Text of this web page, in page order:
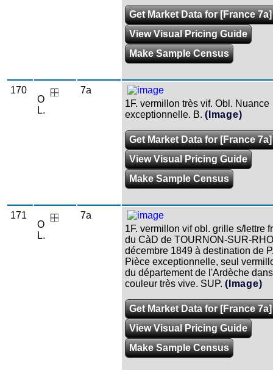
Get Market Data for [France 7a]
View Visual Pricing Guide
Make Sample Census
170
O
L.
7a
1F. vermillon très vif. Obl. Nuance
exceptionnelle. B. (Image)
Get Market Data for [France 7a]
View Visual Pricing Guide
Make Sample Census
171
O
L.
7a
1F. vermillon vif obl. grille s/lettre
du CàD de TOURNON-SUR-
décembre 1849 à destination de
Pièce exceptionnelle, seul
du département de l'Ardèche
couleur très vive. SUP. (Image)
Get Market Data for [France 7a]
View Visual Pricing Guide
Make Sample Census